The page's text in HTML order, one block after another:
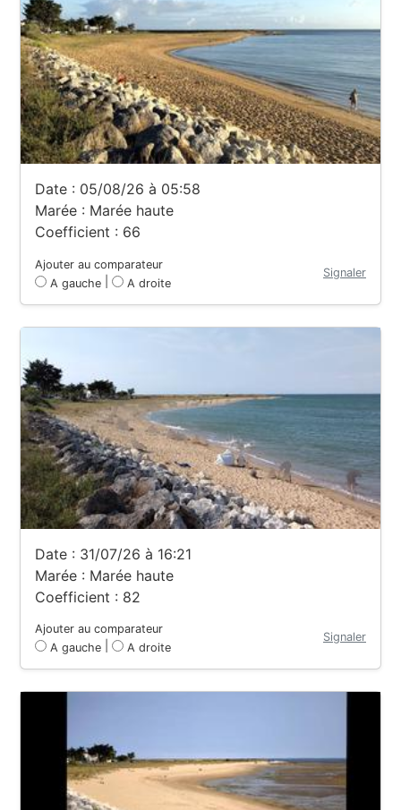
Date : 05/08/26 à 05:58
Marée : Marée haute
Coefficient : 66
Ajouter au comparateur
A gauche
A droite
Signaler
Date : 31/07/26 à 16:21
Marée : Marée haute
Coefficient : 82
Ajouter au comparateur
A gauche
A droite
Signaler